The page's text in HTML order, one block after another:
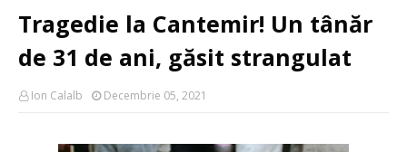
Tragedie la Cantemir! Un tânăr
de 31 de ani, găsit strangulat
Ion Calalb Decembrie 05, 2021